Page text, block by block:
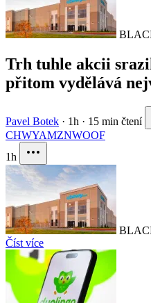
Trh tuhle akcii
přitom vydělává
Pavel Botek · 1h · 15 min čtení
CHWYAMZNWOOF
1h
Číst více